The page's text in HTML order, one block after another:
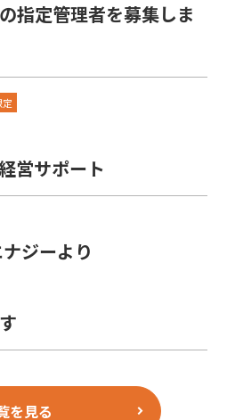
指定管理者を募集しま
営サポート
ジーより
を見る